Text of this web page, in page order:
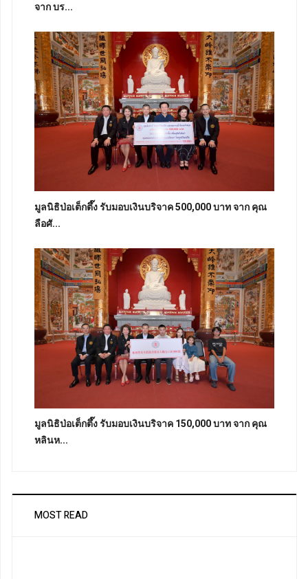
จาก บร...
มูลนิธิป่อเต็กตึ๊ง รับมอบเงินบริจาค 500,000 บาท จาก คุณ
ลือศั...
มูลนิธิป่อเต็กตึ๊ง รับมอบเงินบริจาค 150,000 บาท จาก คุณ
หลินห...
MOST READ